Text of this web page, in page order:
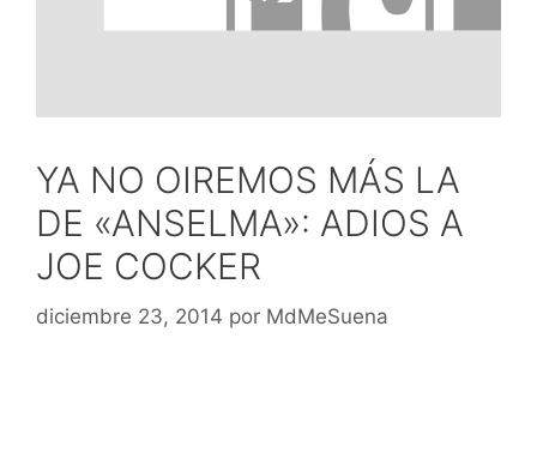
YA NO OIREMOS MÁS LA
DE «ANSELMA»: ADIOS A
JOE COCKER
diciembre 23, 2014 por MdMeSuena